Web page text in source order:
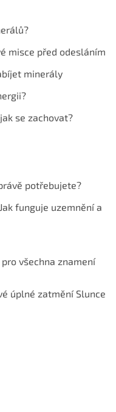
misce před odesláním
minerály
se zachovat?
potřebujete?
funguje uzemnění a
všechna znamení
úplné zatmění Slunce